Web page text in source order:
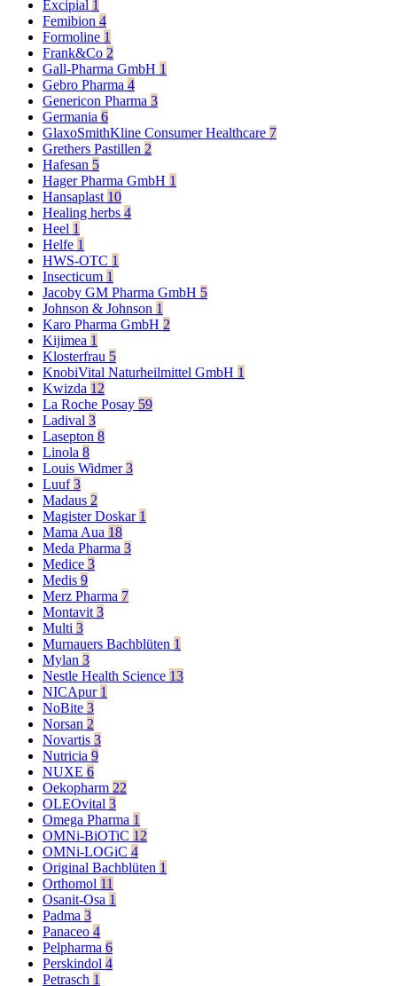
Excipial 1
Femibion 4
Formoline 1
Frank&Co 2
Gall-Pharma GmbH 1
Gebro Pharma 4
Genericon Pharma 3
Germania 6
GlaxoSmithKline Consumer Healthcare 7
Grethers Pastillen 2
Hafesan 5
Hager Pharma GmbH 1
Hansaplast 10
Healing herbs 4
Heel 1
Helfe 1
HWS-OTC 1
Insecticum 1
Jacoby GM Pharma GmbH 5
Johnson & Johnson 1
Karo Pharma GmbH 2
Kijimea 1
Klosterfrau 5
KnobiVital Naturheilmittel GmbH 1
Kwizda 12
La Roche Posay 59
Ladival 3
Lasepton 8
Linola 8
Louis Widmer3
Luuf3
Madaus 2
Magister Doskar 1
Mama Aua 18
Meda Pharma 3
Medice 3
Medis 9
Merz Pharma 7
Montavit 3
Multi 3
Murnauers Bachblüten 1
Mylan 3
Nestle Health Science 13
NICApur 1
NoBite 3
Norsan 2
Novartis 3
Nutricia 9
NUXE 6
Oekopharm 22
OLEOvital 3
Omega Pharma 1
OMNi-BiOTiC 12
OMNi-LOGiC 4
Original Bachblüten 1
Orthomol 11
Osanit-Osa 1
Padma 3
Panaceo 4
Pelpharma 6
Perskindol 4
Petrasch 1